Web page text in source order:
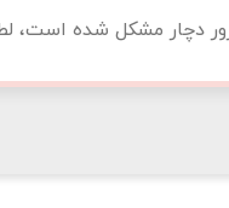
دچار مشکل شده است،